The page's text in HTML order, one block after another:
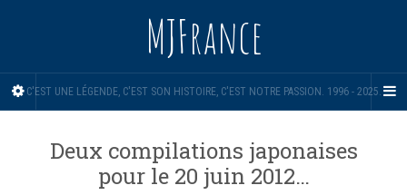
MJFrance
C'EST UNE LÉGENDE, C'EST SON HISTOIRE, C'EST NOTRE PASSION. 1996 - 2025.
Deux compilations japonaises
pour le 20 juin 2012…